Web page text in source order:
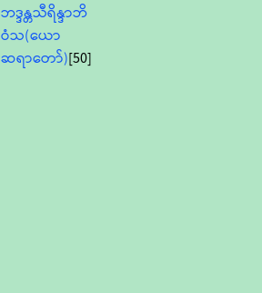
ဘဒ္ဒန္တသီရိန္ဒာဘိ
ဝံသ(ယော
ဆရာတော်)[50]